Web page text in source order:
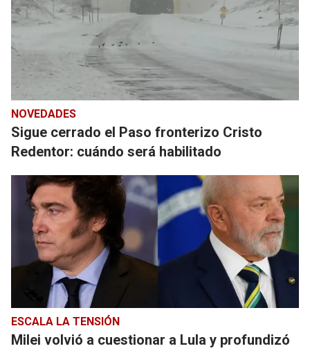
NOVEDADES
Sigue cerrado el Paso fronterizo Cristo
Redentor: cuándo será habilitado
ESCALA LA TENSIÓN
Milei volvió a cuestionar a Lula y profundizó